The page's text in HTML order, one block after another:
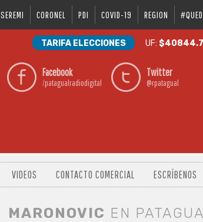
SEREMI CORONEL PDI COVID-19 REGION
TARIFA ELECCIONES UF:
Facebook
/patagualradiodigital
Twitter
@rpatagual
VIDEOS CONTACTO COMERCIAL ESCRÍBENOS
MARONOVIC EN